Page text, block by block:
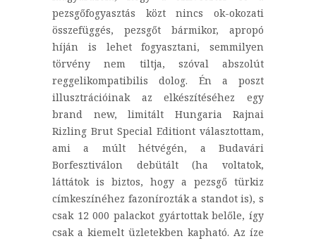
pezsgőfogyasztás közt nincs ok-okozati
összefüggés, pezsgőt bármikor, apropó
híján is lehet fogyasztani, semmilyen
törvény nem tiltja, szóval abszolút
reggelikompatibilis dolog. Én a poszt
illusztrációinak az elkészítéséhez egy
brand new, limitált Hungaria Rajnai
Rizling Brut Special Editiont választottam,
ami a múlt hétvégén, a Budavári
Borfesztiválon debütált (ha voltatok,
láttátok is biztos, hogy a pezsgő türkiz
címkeszínéhez fazonírozták a standot is), s
csak 12 000 palackot gyártottak belőle, így
csak a kiemelt üzletekben kapható. Az íze